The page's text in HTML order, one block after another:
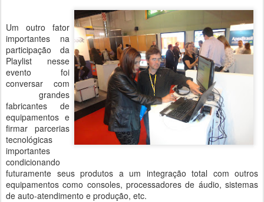
Um outro fator
importantes na
participação da
Playlist nesse
evento foi
conversar com
grandes
fabricantes de
equipamentos e
firmar parcerias
tecnológicas
importantes
condicionando
futuramente seus produtos a um integração total com outros
equipamentos como consoles, processadores de áudio, sistemas
de auto-atendimento e produção, etc.